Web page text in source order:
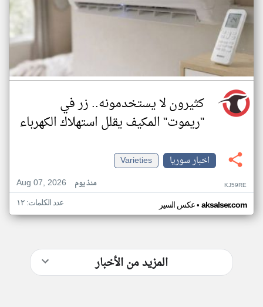
كثيرون لا يستخدمونه.. زر في
"ريموت" المكيف يقلل استهلاك الكهرباء
اخبار سوريا
Varieties
Aug 07, 2026
منذ يوم KJ59RE
عكس السير• aksalser.com عدد الكلمات: ١٢
المزيد من الأخبار